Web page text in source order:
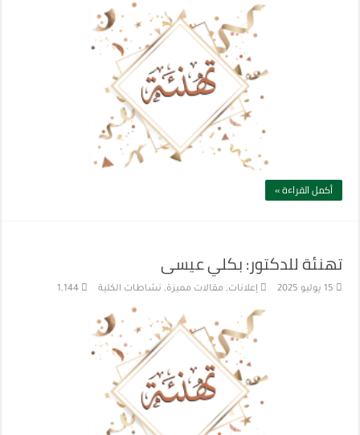
أكمل القراءة »
تهنئة للدكتور: بكلي عيسى
15 يوليو 2025 إعلانات, مقالات مميزة, نشاطات الكلية 1,144